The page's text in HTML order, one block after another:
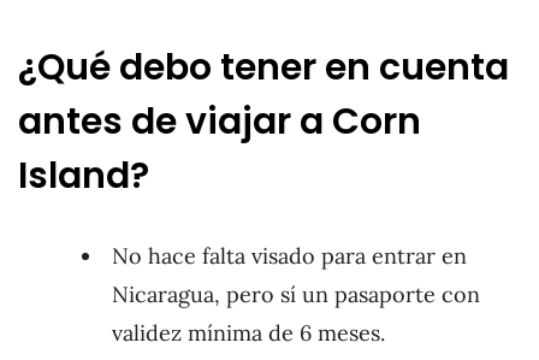
¿Qué debo tener en cuenta
antes de viajar a Corn
Island?
No hace falta visado para entrar en
Nicaragua, pero sí un pasaporte con
validez mínima de 6 meses.